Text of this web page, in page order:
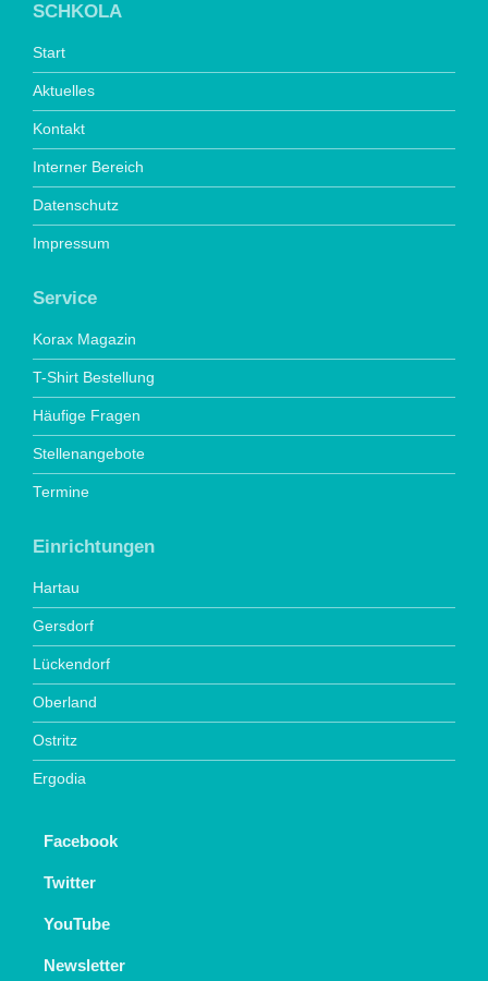
SCHKOLA
Start
Aktuelles
Kontakt
Interner Bereich
Datenschutz
Impressum
Service
Korax Magazin
T-Shirt Bestellung
Häufige Fragen
Stellenangebote
Termine
Einrichtungen
Hartau
Gersdorf
Lückendorf
Oberland
Ostritz
Ergodia
Facebook
Twitter
YouTube
Newsletter